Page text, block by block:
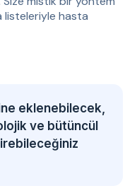
listeleriyle hasta
eklenebilecek,
ve bütüncül